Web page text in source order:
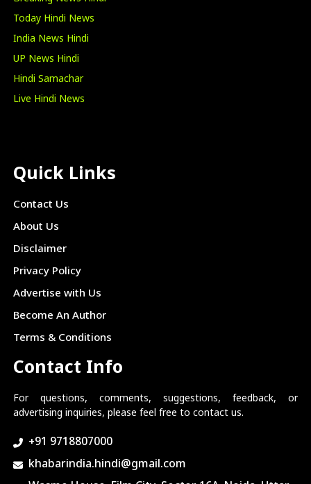
Today Hindi News
India News Hindi
UP News Hindi
Hindi Samachar
Live Hindi News
Quick Links
Contact Us
About Us
Disclaimer
Privacy Policy
Advertise with Us
Become An Author
Terms & Conditions
Contact Info
For questions, comments, suggestions, feedback, or
advertising inquiries, please feel free to contact us.
+91 9718807000
khabarindia.hindi@gmail.com